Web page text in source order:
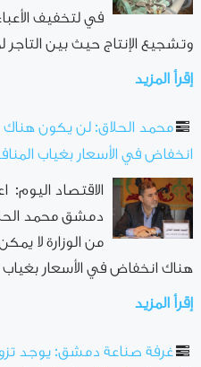
في لتخفيف
وتشجيع الإنتاج حيث بين التاجر
إقرأ المزيد
محمد الحلاق: لن يكون هناك
انخفاض في الأسعار بغياب
الاقتصاد اليوم:
دمشق محمد
من الوزارة لا
هناك انخفاض في الأسعار بغياب
إقرأ المزيد
غرفة صناعة دمشق: يوجد